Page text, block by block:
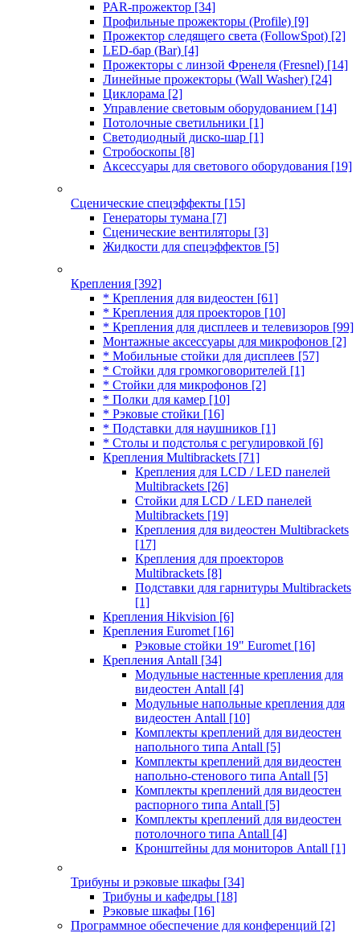
PAR-прожектор [34]
Профильные прожекторы (Profile) [9]
Прожектор следящего света (FollowSpot) [2]
LED-бар (Bar) [4]
Прожекторы с линзой Френеля (Fresnel) [14]
Линейные прожекторы (Wall Washer) [24]
Циклорама [2]
Управление световым оборудованием [14]
Потолочные светильники [1]
Светодиодный диско-шар [1]
Стробоскопы [8]
Аксессуары для светового оборудования [19]
Сценические спецэффекты [15]
Генераторы тумана [7]
Сценические вентиляторы [3]
Жидкости для спецэффектов [5]
Крепления [392]
* Крепления для видеостен [61]
* Крепления для проекторов [10]
* Крепления для дисплеев и телевизоров [99]
Монтажные аксессуары для микрофонов [2]
* Мобильные стойки для дисплеев [57]
* Стойки для громкоговорителей [1]
* Стойки для микрофонов [2]
* Полки для камер [10]
* Рэковые стойки [16]
* Подставки для наушников [1]
* Столы и подстолья с регулировкой [6]
Крепления Multibrackets [71]
Крепления для LCD / LED панелей
Multibrackets [26]
Стойки для LCD / LED панелей
Multibrackets [19]
Крепления для видеостен Multibrackets
[17]
Крепления для проекторов
Multibrackets [8]
Подставки для гарнитуры Multibrackets
[1]
Крепления Hikvision [6]
Крепления Euromet [16]
Рэковые стойки 19" Euromet [16]
Крепления Antall [34]
Модульные настенные крепления для
видеостен Antall [4]
Модульные напольные крепления для
видеостен Antall [10]
Комплекты креплений для видеостен
напольного типа Antall [5]
Комплекты креплений для видеостен
напольно-стенового типа Antall [5]
Комплекты креплений для видеостен
распорного типа Antall [5]
Комплекты креплений для видеостен
потолочного типа Antall [4]
Кронштейны для мониторов Antall [1]
Трибуны и рэковые шкафы [34]
Трибуны и кафедры [18]
Рэковые шкафы [16]
Программное обеспечение для конференций [2]